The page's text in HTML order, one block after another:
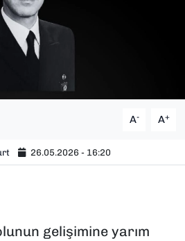
A- A+
26.05.2026 - 16:20
gelişimine yarım